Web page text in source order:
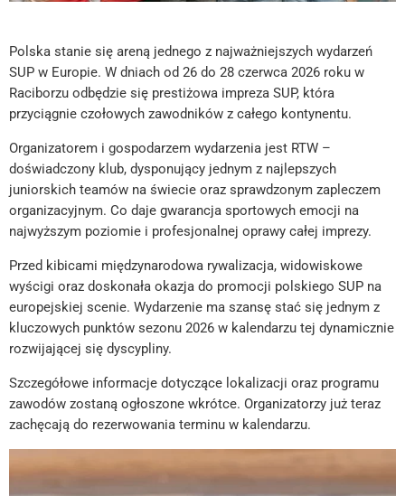
Polska stanie się areną jednego z najważniejszych wydarzeń
SUP w Europie. W dniach od 26 do 28 czerwca 2026 roku w
Raciborzu odbędzie się prestiżowa impreza SUP, która
przyciągnie czołowych zawodników z całego kontynentu.
Organizatorem i gospodarzem wydarzenia jest RTW –
doświadczony klub, dysponujący jednym z najlepszych
juniorskich teamów na świecie oraz sprawdzonym zapleczem
organizacyjnym. Co daje gwarancja sportowych emocji na
najwyższym poziomie i profesjonalnej oprawy całej imprezy.
Przed kibicami międzynarodowa rywalizacja, widowiskowe
wyścigi oraz doskonała okazja do promocji polskiego SUP na
europejskiej scenie. Wydarzenie ma szansę stać się jednym z
kluczowych punktów sezonu 2026 w kalendarzu tej dynamicznie
rozwijającej się dyscypliny.
Szczegółowe informacje dotyczące lokalizacji oraz programu
zawodów zostaną ogłoszone wkrótce. Organizatorzy już teraz
zachęcają do rezerwowania terminu w kalendarzu.